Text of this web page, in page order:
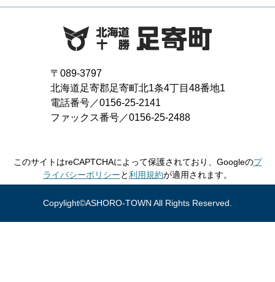
〒089-3797
北海道足寄郡足寄町北1条4丁目48番地1
電話番号／0156-25-2141
ファックス番号／0156-25-2488
このサイトはreCAPTCHAによって保護されており、Googleのプ
ライバシーポリシーと利用規約が適用されます。
Copylight©ASHORO-TOWN All Rights Reserved.